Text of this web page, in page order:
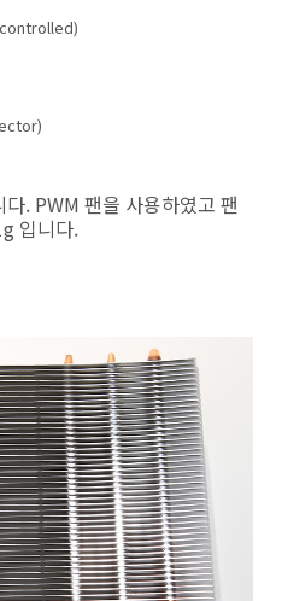
controlled)
. PWM 팬을 사용하였고 팬
입니다.